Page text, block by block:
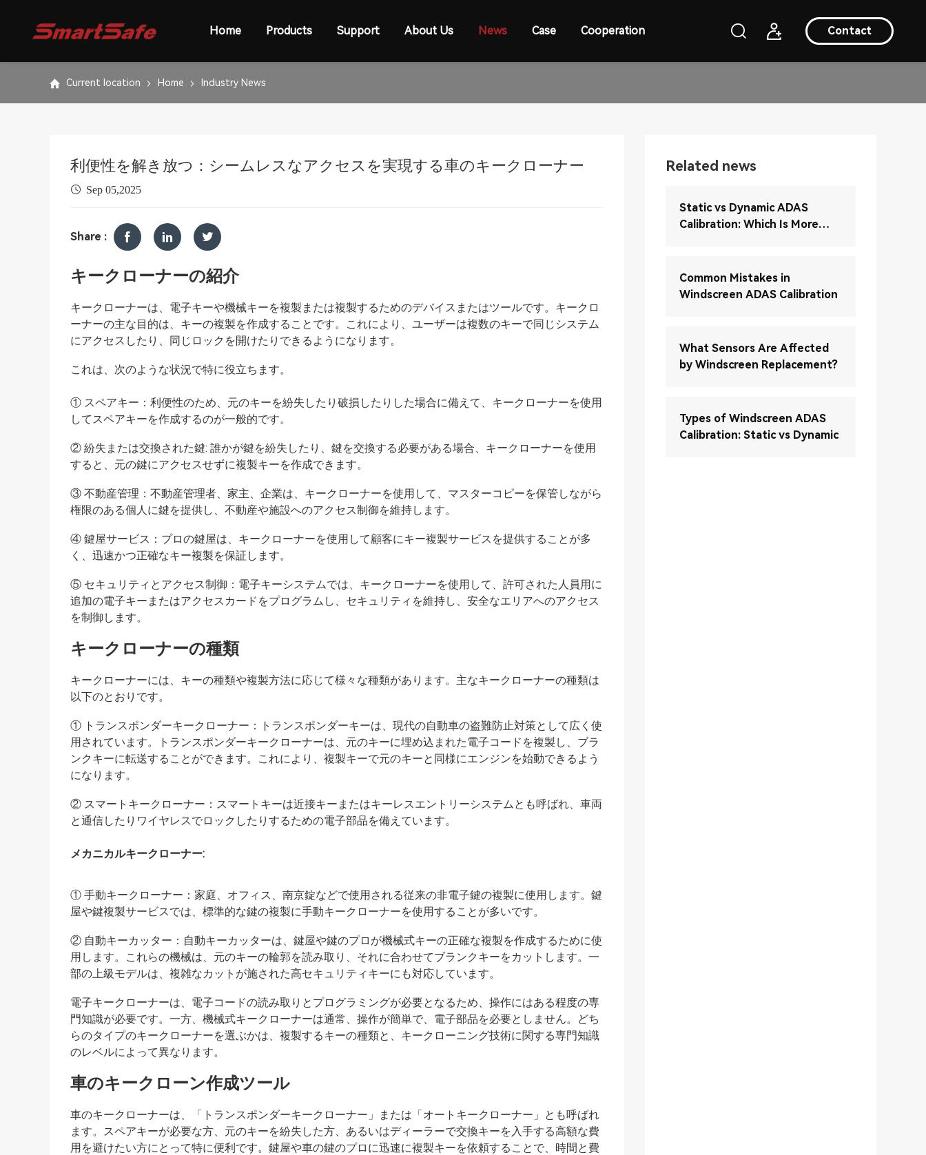
Contact
Home Products Support About Us News Case Cooperation
Current location Home Industry News
利便性を解き放つ：シームレスなアクセスを実現する車のキークローナー
Sep 05,2025
Share :
キークローナーの紹介
キークローナーは、電子キーや機械キーを複製または複製するためのデバイスまたはツールです。キークロ
ーナーの主な目的は、キーの複製を作成することです。これにより、ユーザーは複数のキーで同じシステム
にアクセスしたり、同じロックを開けたりできるようになります。
これは、次のような状況で特に役立ちます。
① スペアキー：利便性のため、元のキーを紛失したり破損したりした場合に備えて、キークローナーを使用
してスペアキーを作成するのが一般的です。
② 紛失または交換された鍵: 誰かが鍵を紛失したり、鍵を交換する必要がある場合、キークローナーを使用
すると、元の鍵にアクセスせずに複製キーを作成できます。
③ 不動産管理：不動産管理者、家主、企業は、キークローナーを使用して、マスターコピーを保管しながら
権限のある個人に鍵を提供し、不動産や施設へのアクセス制御を維持します。
④ 鍵屋サービス：プロの鍵屋は、キークローナーを使用して顧客にキー複製サービスを提供することが多
く、迅速かつ正確なキー複製を保証します。
⑤ セキュリティとアクセス制御：電子キーシステムでは、キークローナーを使用して、許可された人員用に
追加の電子キーまたはアクセスカードをプログラムし、セキュリティを維持し、安全なエリアへのアクセス
を制御します。
キークローナーの種類
キークローナーには、キーの種類や複製方法に応じて様々な種類があります。主なキークローナーの種類は
以下のとおりです。
① トランスポンダーキークローナー：トランスポンダーキーは、現代の自動車の盗難防止対策として広く使
用されています。トランスポンダーキークローナーは、元のキーに埋め込まれた電子コードを複製し、ブラ
ンクキーに転送することができます。これにより、複製キーで元のキーと同様にエンジンを始動できるよう
になります。
② スマートキークローナー：スマートキーは近接キーまたはキーレスエントリーシステムとも呼ばれ、車両
と通信したりワイヤレスでロックしたりするための電子部品を備えています。
メカニカルキークローナー:
① 手動キークローナー：家庭、オフィス、南京錠などで使用される従来の非電子鍵の複製に使用します。鍵
屋や鍵複製サービスでは、標準的な鍵の複製に手動キークローナーを使用することが多いです。
② 自動キーカッター：自動キーカッターは、鍵屋や鍵のプロが機械式キーの正確な複製を作成するために使
用します。これらの機械は、元のキーの輪郭を読み取り、それに合わせてブランクキーをカットします。一
部の上級モデルは、複雑なカットが施された高セキュリティキーにも対応しています。
電子キークローナーは、電子コードの読み取りとプログラミングが必要となるため、操作にはある程度の専
門知識が必要です。一方、機械式キークローナーは通常、操作が簡単で、電子部品を必要としません。どち
らのタイプのキークローナーを選ぶかは、複製するキーの種類と、キークローニング技術に関する専門知識
のレベルによって異なります。
車のキークローン作成ツール
車のキークローナーは、「トランスポンダーキークローナー」または「オートキークローナー」とも呼ばれ
ます。スペアキーが必要な方、元のキーを紛失した方、あるいはディーラーで交換キーを入手する高額な費
用を避けたい方にとって特に便利です。鍵屋や車の鍵のプロに迅速に複製キーを依頼することで、時間と費
Related news
Static vs Dynamic ADAS
Calibration: Which Is More
Common Mistakes in
Windscreen ADAS Calibration
What Sensors Are Affected
by Windscreen Replacement?
Types of Windscreen ADAS
Calibration: Static vs Dynamic